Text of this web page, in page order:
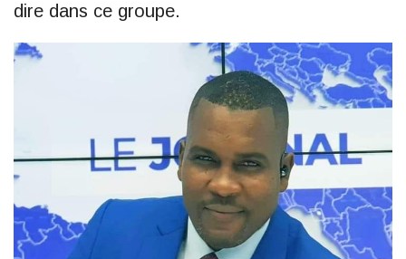
dire dans ce groupe.